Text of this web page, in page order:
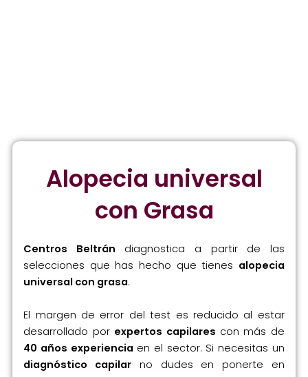
Alopecia universal
con Grasa
Centros Beltrán diagnostica a partir de las
selecciones que has hecho que tienes alopecia
universal con grasa.
El margen de error del test es reducido al estar
desarrollado por expertos capilares con más de
40 años experiencia en el sector. Si necesitas un
diagnóstico capilar no dudes en ponerte en